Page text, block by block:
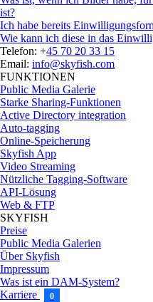
ist?
Ich habe bereits
Wie kann ich diese in das
Telefon: +45 70 20 33 15
Email: info@skyfish.com
FUNKTIONEN
Public Media Galerie
Starke Sharing-Funktionen
Active Directory integration
Auto-tagging
Online-Speicherung
Skyfish App
Video Streaming
Nützliche Tagging-Software
API-Lösung
Web & FTP
SKYFISH
Preise
Public Media Galerien
Über Skyfish
Impressum
Was ist ein DAM-System?
Karriere
0